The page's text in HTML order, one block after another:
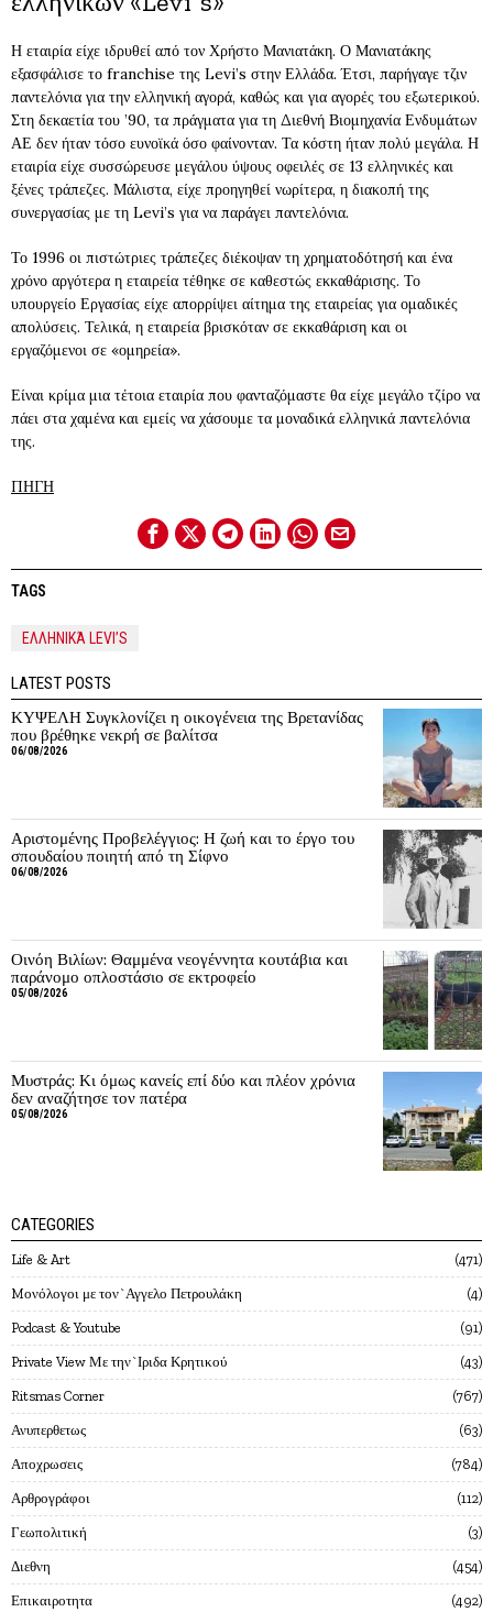
Η εταιρία είχε ιδρυθεί από τον Χρήστο Μανιατάκη. Ο Μανιατάκης
εξασφάλισε το franchise της Levi’s στην Ελλάδα. Έτσι, παρήγαγε τζιν
παντελόνια για την ελληνική αγορά, καθώς και για αγορές του εξωτερικού.
Στη δεκαετία του ’90, τα πράγματα για τη Διεθνή Βιομηχανία Ενδυμάτων
ΑΕ δεν ήταν τόσο ευνοϊκά όσο φαίνονταν. Τα κόστη ήταν πολύ μεγάλα. Η
εταιρία είχε συσσώρευσε μεγάλου ύψους οφειλές σε 13 ελληνικές και
ξένες τράπεζες. Μάλιστα, είχε προηγηθεί νωρίτερα, η διακοπή της
συνεργασίας με τη Levi’s για να παράγει παντελόνια.
Το 1996 οι πιστώτριες τράπεζες διέκοψαν τη χρηματοδότησή και ένα
χρόνο αργότερα η εταιρεία τέθηκε σε καθεστώς εκκαθάρισης. Το
υπουργείο Εργασίας είχε απορρίψει αίτημα της εταιρείας για ομαδικές
απολύσεις. Τελικά, η εταιρεία βρισκόταν σε εκκαθάριση και οι
εργαζόμενοι σε «ομηρεία».
Είναι κρίμα μια τέτοια εταιρία που φανταζόμαστε θα είχε μεγάλο τζίρο να
πάει στα χαμένα και εμείς να χάσουμε τα μοναδικά ελληνικά παντελόνια
της.
ΠΗΓΗ
TAGS
ΕΛΛΗΝΙΚΆ LEVI’S
LATEST POSTS
ΚΥΨΕΛΗ Συγκλονίζει η οικογένεια της Βρετανίδας
που βρέθηκε νεκρή σε βαλίτσα
06/08/2026
Αριστομένης Προβελέγγιος: Η ζωή και το έργο του
σπουδαίου ποιητή από τη Σίφνο
06/08/2026
Οινόη Βιλίων: Θαμμένα νεογέννητα κουτάβια και
παράνομο οπλοστάσιο σε εκτροφείο
05/08/2026
Μυστράς: Κι όμως κανείς επί δύο και πλέον χρόνια
δεν αναζήτησε τον πατέρα
05/08/2026
CATEGORIES
Life & Art 471
Mονόλογοι με τον`Αγγελο Πετρουλάκη 4
Podcast & Youtube 91
Private View Με την`Ιριδα Κρητικού 43
Ritsmas Corner 767
Ανυπερθετως 63
Αποχρωσεις 784
Αρθρογράφοι 112
Γεωπολιτική 3
Διεθνη 454
Επικαιροτητα 492